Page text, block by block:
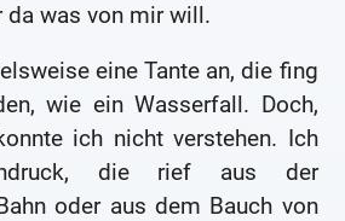
da was von mir will.
eine Tante an, die fing
wie ein Wasserfall. Doch,
ich nicht verstehen. Ich
die rief aus der
oder aus dem Bauch von